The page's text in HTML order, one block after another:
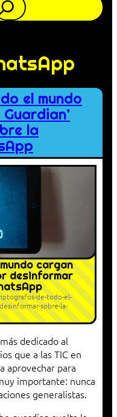
el mundo
la
cargan
desinformar
de-todo-el-
sobre-la-
dedicado al
que a las TIC en
aprovechar para
importante: nunca
generalistas.